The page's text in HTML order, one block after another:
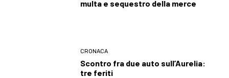
multa e sequestro della merce
CRONACA
Scontro fra due auto sull’Aurelia:
tre feriti